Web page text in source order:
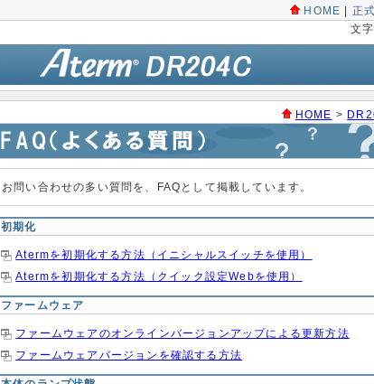
HOME
正
文
HOME >
お問い合わせの多い質問を、FAQとして掲載しています。
初期化
Atermを初期化する方法（イニシャルスイッチを使用）
Atermを初期化する方法（クイック設定Webを使用）
ファームウェア
ファームウェアのオンラインバージョンアップによる更新方法
ファームウェアバージョンを確認する方法